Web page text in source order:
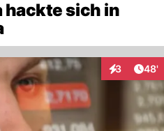
hackte sich in
3 48'